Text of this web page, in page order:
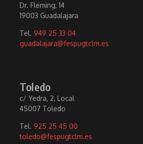
Dr. Fleming, 14
19003 Guadalajara
Tel. 949 25 33 04
guadalajara@fespugtclm.es
Toledo
c/ Yedra, 2, Local
45007 Toledo
Tel. 925 25 45 00
toledo@fespugtclm.es